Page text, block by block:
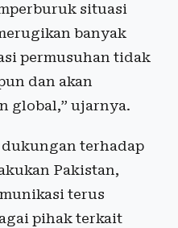
situasi
banyak
permusuhan tidak
dan akan
global,” ujarnya.
terhadap
Pakistan,
terus
pihak terkait